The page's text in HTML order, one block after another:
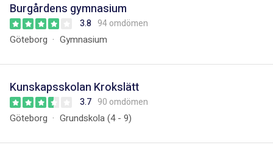
Burgårdens gymnasium
3.8 94 omdömen
Göteborg Gymnasium
Kunskapsskolan Krokslätt
3.7 90 omdömen
Göteborg Grundskola (4 - 9)